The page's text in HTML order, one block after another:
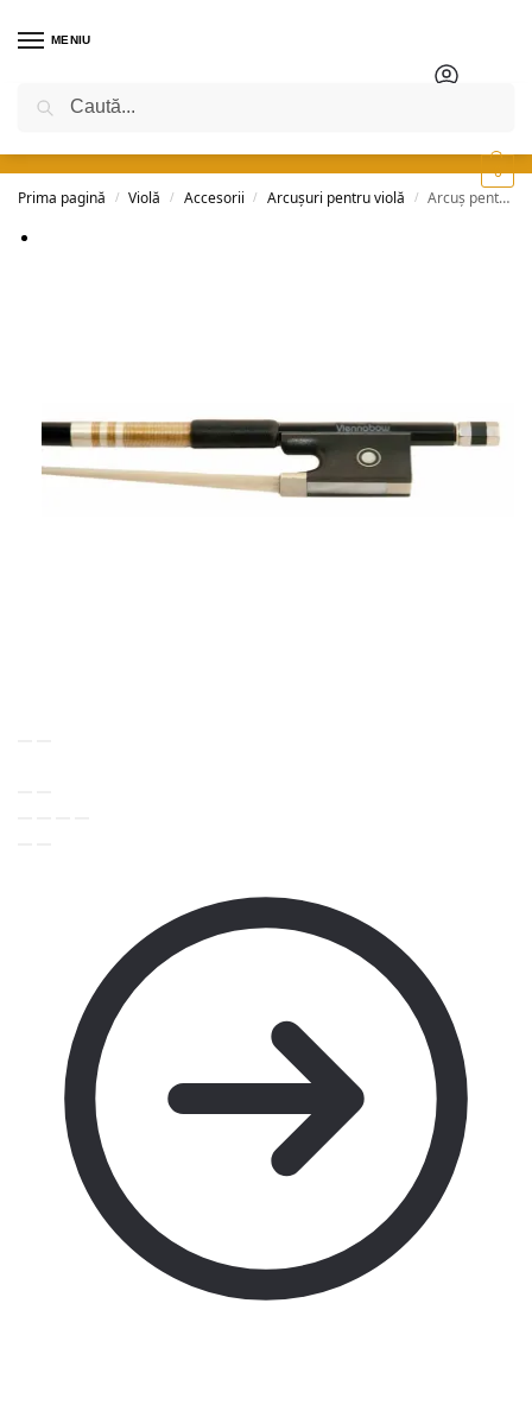
MENIU
0
Prima pagină
/ Violă / Accesorii / Arcușuri pentru violă / Arcuș pentru violă – Viennabow – carbon